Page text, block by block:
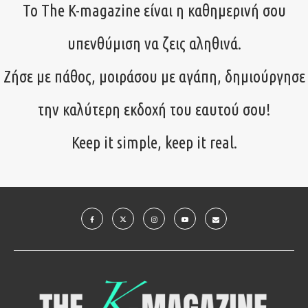
Το The K-magazine είναι η καθημερινή σου
υπενθύμιση να ζεις αληθινά.
Ζήσε με πάθος, μοιράσου με αγάπη, δημιούργησε
την καλύτερη εκδοχή του εαυτού σου!
Keep it simple, keep it real.